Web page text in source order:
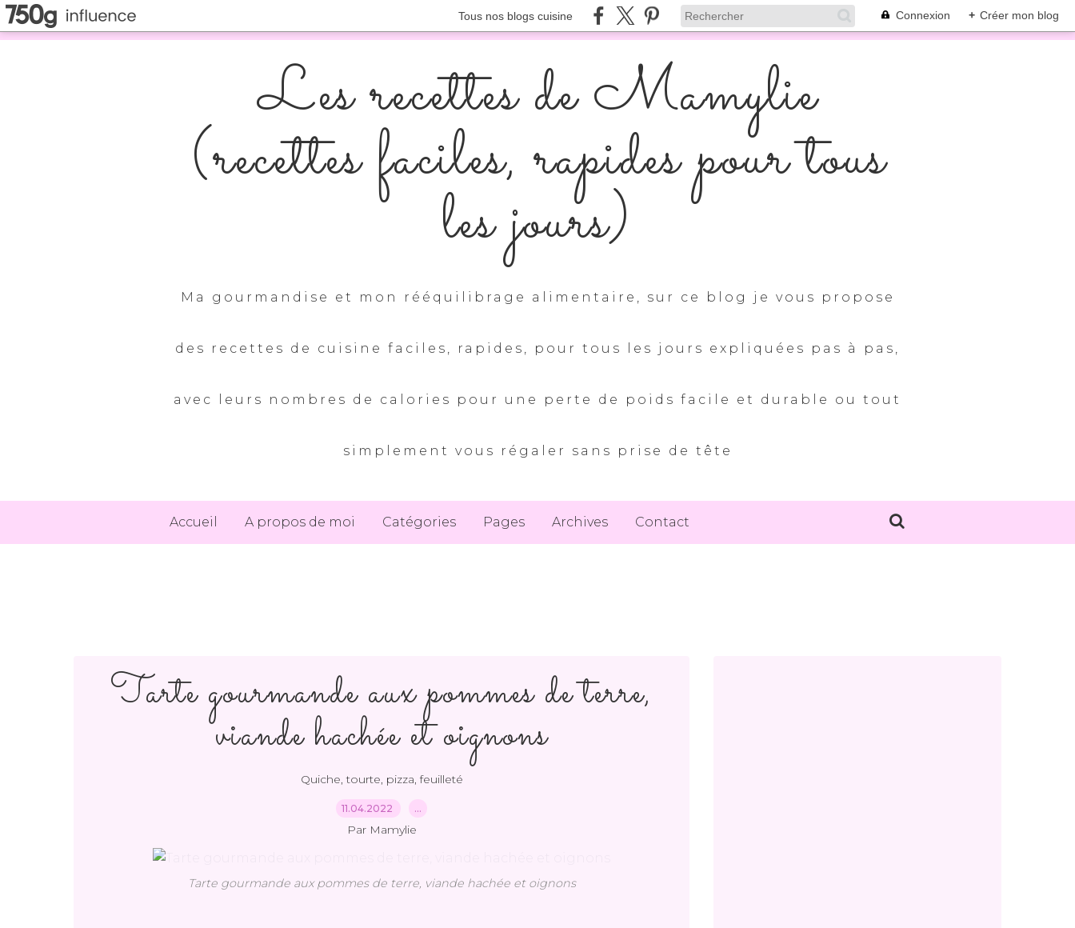
Tous nos blogs cuisine Connexion + Créer mon blog
Les recettes de Mamylie
(recettes faciles, rapides pour tous
les jours)
Ma gourmandise et mon rééquilibrage alimentaire, sur ce blog je vous propose
des recettes de cuisine faciles, rapides, pour tous les jours expliquées pas à pas,
avec leurs nombres de calories pour une perte de poids facile et durable ou tout
simplement vous régaler sans prise de tête
Accueil A propos de moi Catégories Pages Archives Contact
Tarte gourmande aux pommes de terre,
viande hachée et oignons
Quiche, tourte, pizza, feuilleté
11.04.2022 …
Par Mamylie
Tarte gourmande aux pommes de terre, viande hachée et oignons